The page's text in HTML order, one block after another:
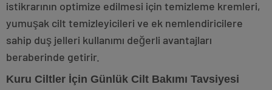
istikrarının optimize edilmesi için temizleme kremleri,
yumuşak cilt temizleyicileri ve ek nemlendiricilere
sahip duş jelleri kullanımı değerli avantajları
beraberinde getirir.
Kuru Ciltler İçin Günlük Cilt Bakımı Tavsiyesi